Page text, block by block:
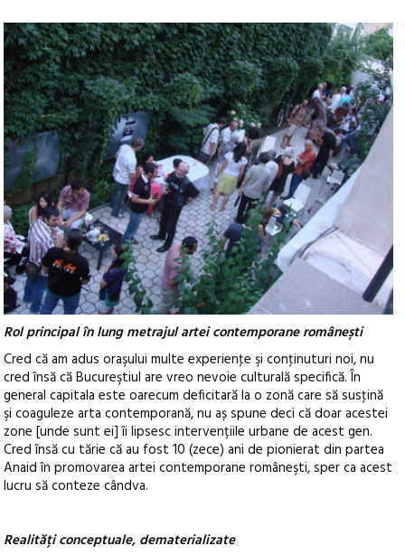
Rol principal în lung metrajul artei contemporane românești
Cred că am adus oraşului multe experienţe şi conţinuturi noi, nu
cred însă că Bucureştiul are vreo nevoie culturală specifică. În
general capitala este oarecum deficitară la o zonă care să susţină
şi coaguleze arta contemporană, nu aș spune deci că doar acestei
zone [unde sunt ei] îi lipsesc intervențiile urbane de acest gen.
Cred însă cu tărie că au fost 10 (zece) ani de pionierat din partea
Anaid în promovarea artei contemporane româneşti, sper ca acest
lucru să conteze cândva.
Realități conceptuale, dematerializate